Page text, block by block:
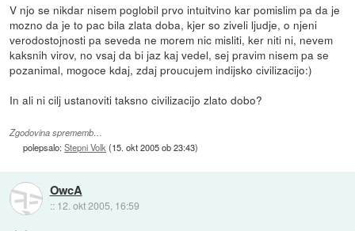
V njo se nikdar nisem poglobil prvo intuitvino kar pomislim pa da je
mozno da je to pac bila zlata doba, kjer so ziveli ljudje, o njeni
verodostojnosti pa seveda ne morem nic misliti, ker niti ni, nevem
kaksnih virov, no vsaj da bi jaz kaj vedel, sej pravim nisem pa se
pozanimal, mogoce kdaj, zdaj proucujem indijsko civilizacijo:)
In ali ni cilj ustanoviti taksno civilizacijo zlato dobo?
Zgodovina sprememb…
polepsalo:Stepni Volk (15. okt 2005 ob 23:43)
OwcA
:: 12. okt 2005, 16:59